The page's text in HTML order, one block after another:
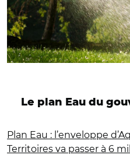
Le plan Eau du
Plan Eau : l’enveloppe
Territoires va passer à 6